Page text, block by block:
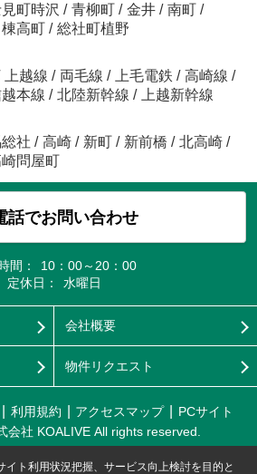
町時沢 / 青柳町 / 金井 / 南町 /
棟高町 / 総社町植野
上越線 / 両毛線 / 上毛電鉄 / 高崎線 /
本線 / 北陸新幹線 /
上越新幹線
社 / 高崎 / 新町 / 新前橋 / 北高崎 /
問屋町
話でお問い合わせ
間：
10：00～20：00
定休日：
水曜日
会社概要
物件リクエスト
利用規約 アクセスマップ
PCサイト
会社 KOALIVE All rights reserved.
イト利用状況把握、サービス向上検討を目的と